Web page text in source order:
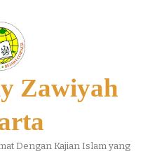
Zawiyah
Dengan Kajian Islam yang